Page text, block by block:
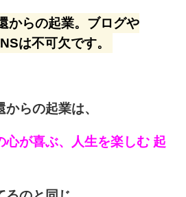
からの起業。ブログや
は不可欠です。
らの起業は、
心が喜ぶ、人生を楽しむ 起